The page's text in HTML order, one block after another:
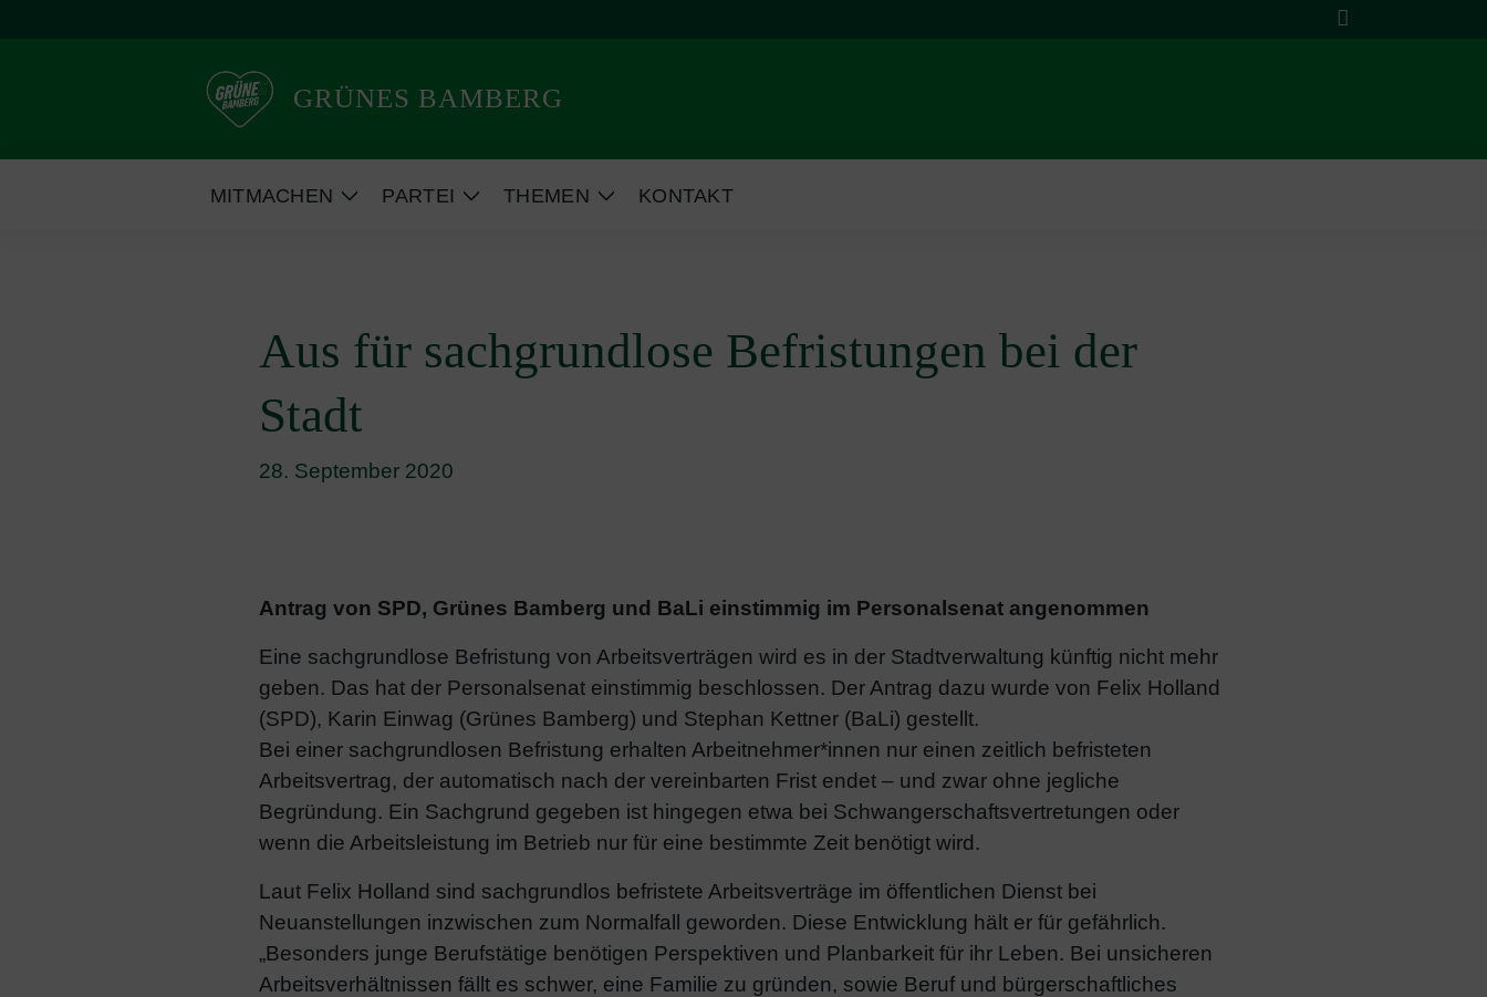
Suche
GRÜNES BAMBERG
MITMACHEN
Zeige
PARTEI
Zeige
THEMEN
Zeige
KONTAKT
Aus für sachgrundlose Befristungen bei der
Stadt
28. September 2020
Antrag von SPD, Grünes Bamberg und BaLi einstimmig im Personalsenat angenommen
Eine sachgrundlose Befristung von Arbeitsverträgen wird es in der Stadtverwaltung künftig nicht mehr
geben. Das hat der Personalsenat einstimmig beschlossen. Der Antrag dazu wurde von Felix Holland
(SPD), Karin Einwag (Grünes Bamberg) und Stephan Kettner (BaLi) gestellt.
Bei einer sachgrundlosen Befristung erhalten Arbeitnehmer*innen nur einen zeitlich befristeten
Arbeitsvertrag, der automatisch nach der vereinbarten Frist endet – und zwar ohne jegliche
Begründung. Ein Sachgrund gegeben ist hingegen etwa bei Schwangerschaftsvertretungen oder
wenn die Arbeitsleistung im Betrieb nur für eine bestimmte Zeit benötigt wird.
Laut Felix Holland sind sachgrundlos befristete Arbeitsverträge im öffentlichen Dienst bei
Neuanstellungen inzwischen zum Normalfall geworden. Diese Entwicklung hält er für gefährlich.
„Besonders junge Berufstätige benötigen Perspektiven und Planbarkeit für ihr Leben. Bei unsicheren
Arbeitsverhältnissen fällt es schwer, eine Familie zu gründen, sowie Beruf und bürgerschaftliches